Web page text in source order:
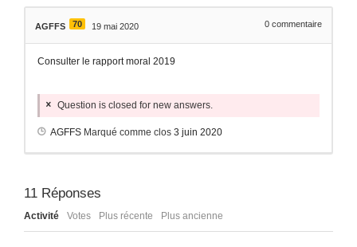
AGFFS 70 19 mai 2020 0 commentaire
Consulter le rapport moral 2019
Question is closed for new answers.
AGFFS Marqué comme clos 3 juin 2020
11 Réponses
Activité Votes Plus récente Plus ancienne